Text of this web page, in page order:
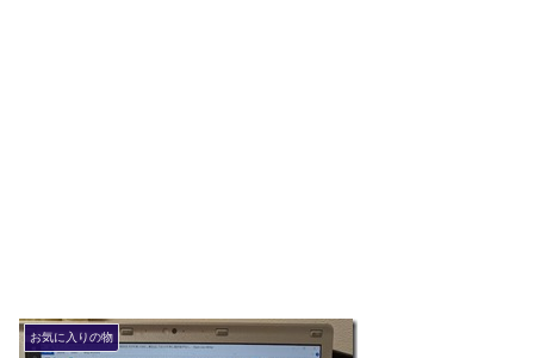
お気に入りの物